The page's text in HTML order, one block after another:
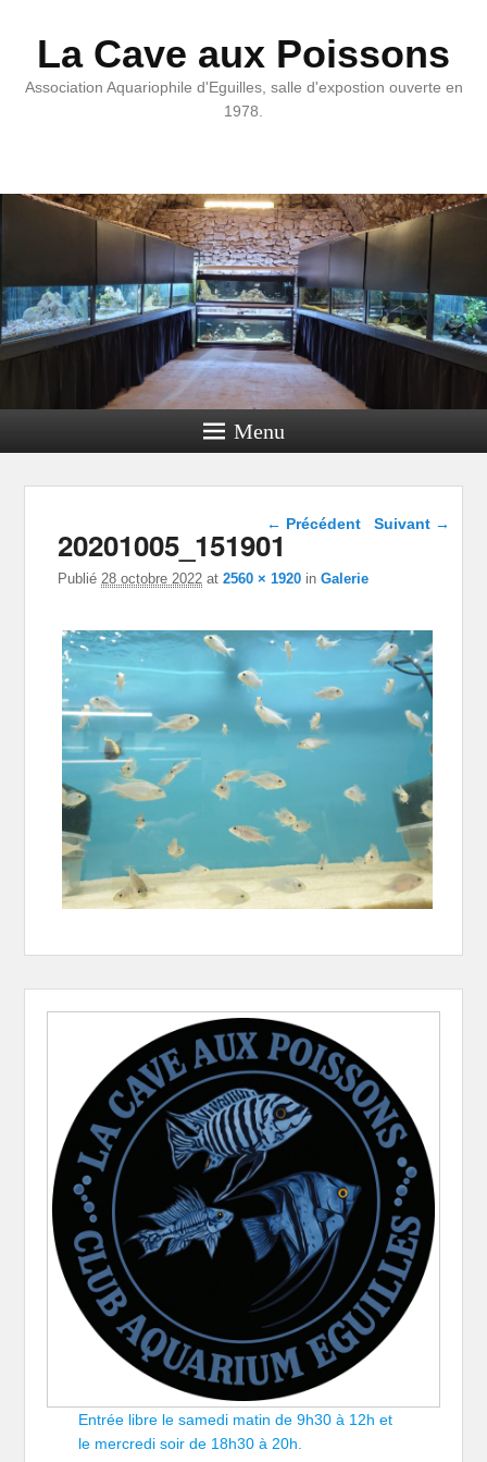
La Cave aux Poissons
Association Aquariophile d'Eguilles, salle d'expostion ouverte en
1978.
Menu
Navigation dans les
← Précédent Suivant →
20201005_151901
Publié 28 octobre 2022 at2560 × 1920 inGalerie
Entrée libre le samedi matin de 9h30 à 12h et
le mercredi soir de 18h30 à 20h.